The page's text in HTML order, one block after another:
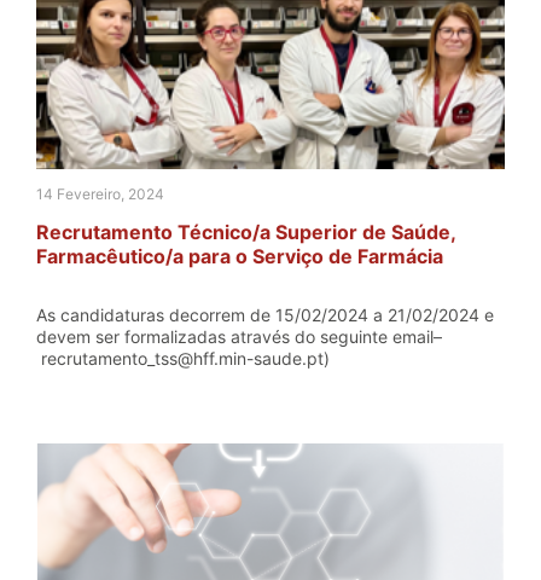
14 Fevereiro, 2024
Recrutamento Técnico/a Superior de Saúde,
Farmacêutico/a para o Serviço de Farmácia
As candidaturas decorrem de 15/02/2024 a 21/02/2024 e
devem ser formalizadas através do seguinte email–
recrutamento_tss@hff.min-saude.pt)